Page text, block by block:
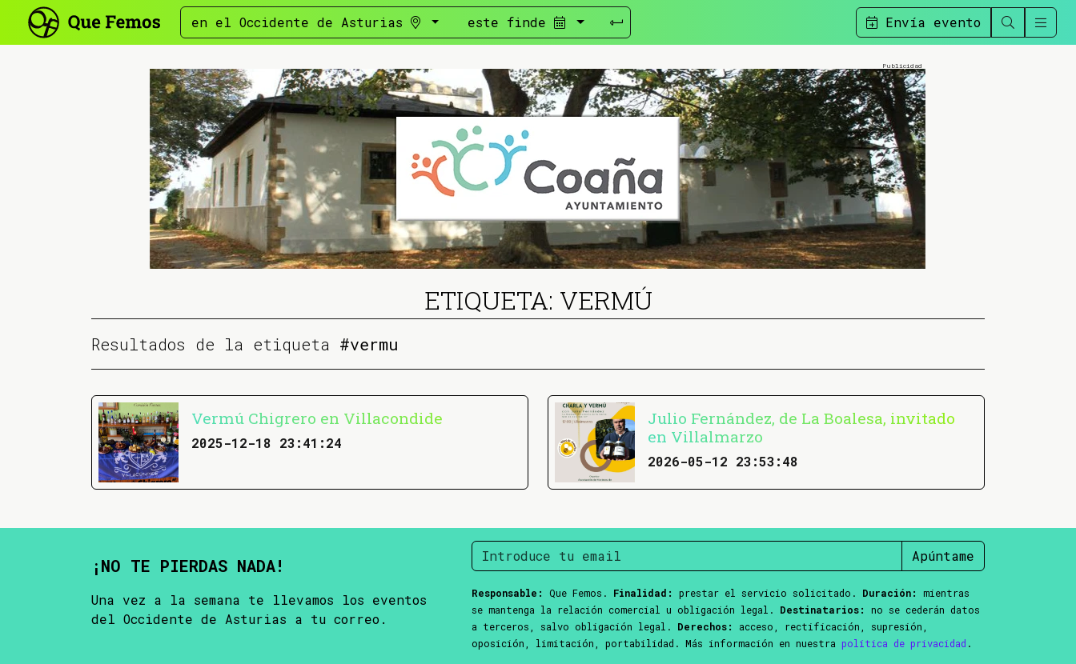
en el Occidente de Asturias este finde Envía evento
ETIQUETA: VERMÚ
Resultados de la etiqueta #vermu
Vermú Chigrero en Villacondide
2025-12-18 23:41:24
Julio Fernández, de La Boalesa, invitado
en Villalmarzo
2026-05-12 23:53:48
¡NO TE PIERDAS NADA!
Una vez a la semana te llevamos los eventos
del Occidente de Asturias a tu correo.
Apúntame
Responsable: Que Femos. Finalidad: prestar el servicio solicitado. Duración:
mientras
se mantenga la relación comercial u obligación legal. Destinatarios:
no se cederán datos
a terceros, salvo obligación legal. Derechos:
acceso, rectificación, supresión,
oposición, limitación, portabilidad. Más información en nuestra política de privacidad .